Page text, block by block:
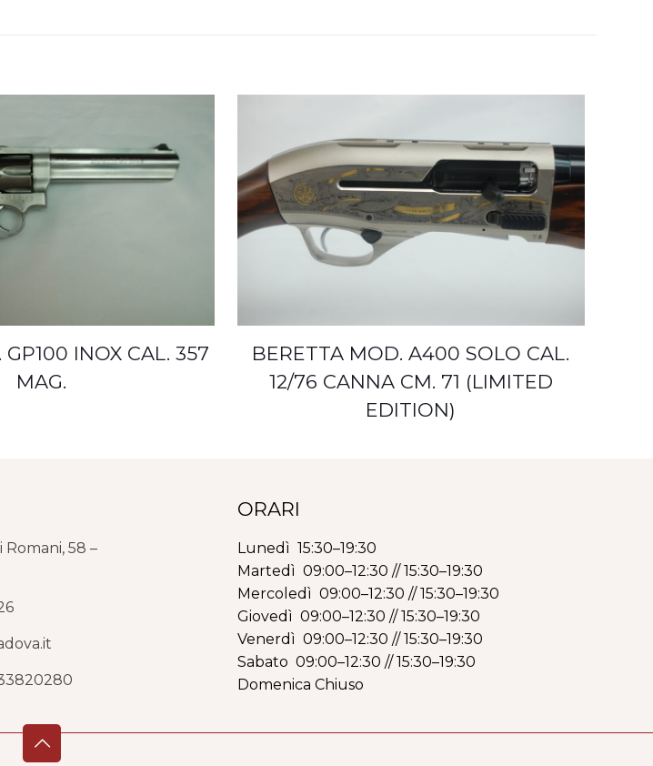
GP100 INOX CAL. 357
MAG.
BERETTA MOD. A400 SOLO CAL.
12/76 CANNA CM. 71 (LIMITED
EDITION)
Romani, 58 –
ORARI
Lunedì 15:30–19:30
Martedì 09:00–12:30 // 15:30–19:30
Mercoledì 09:00–12:30 // 15:30–19:30
Giovedì 09:00–12:30 // 15:30–19:30
Venerdì 09:00–12:30 // 15:30–19:30
Sabato 09:00–12:30 // 15:30–19:30
Domenica Chiuso